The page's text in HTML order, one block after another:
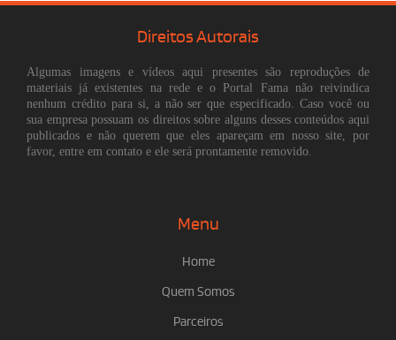
Direitos Autorais
Algumas imagens e vídeos aqui presentes são reproduções de
materiais já existentes na rede e o Portal Fama não reivindica
nenhum crédito para si, a não ser que especificado. Caso você ou
sua empresa possuam os direitos sobre alguns desses conteúdos aqui
publicados e não querem que eles apareçam em nosso site, por
favor, entre em contato e ele será prontamente removido.
Menu
Home
Quem Somos
Parceiros